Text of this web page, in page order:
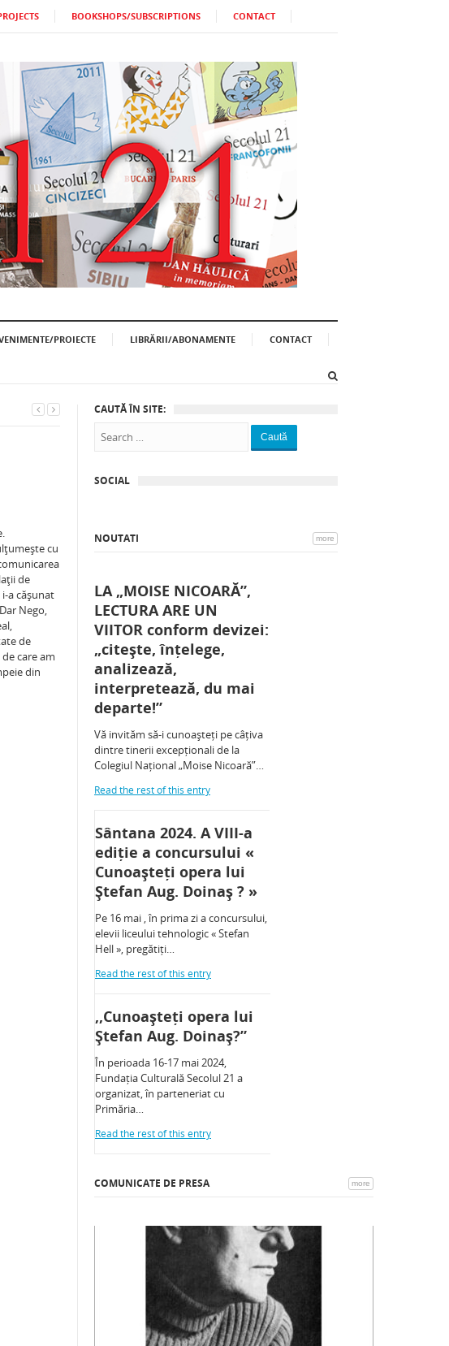
BOOKSHOPS/SUBSCRIPTIONS CONTACT
PROIECTE LIBRĂRII/ABONAMENTE CONTACT
cu
de
a căşunat
Nego,
de
care am
din
CAUTĂ ÎN SITE:
Caută
SOCIAL
NOUTATI more
LA „MOISE NICOARĂ”,
LECTURA ARE UN
VIITOR conform devizei:
„citește, înțelege,
analizează,
interpretează, du mai
departe!”
Vă invităm să-i cunoașteți pe câțiva
dintre tinerii excepționali de la
Colegiul Național „Moise Nicoară”…
Read the rest of this entry
Sântana 2024. A VIII-a
ediție a concursului «
Cunoașteți opera lui
Ștefan Aug. Doinaș ? »
Pe 16 mai , în prima zi a concursului,
elevii liceului tehnologic « Stefan
Hell », pregătiți…
Read the rest of this entry
,,Cunoașteți opera lui
Ștefan Aug. Doinaș?”
În perioada 16-17 mai 2024,
Fundația Culturală Secolul 21 a
organizat, în parteneriat cu
Primăria…
Read the rest of this entry
COMUNICATE DE PRESA more